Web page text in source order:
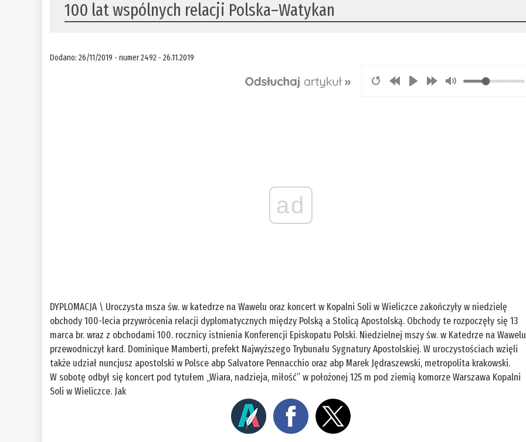
100 lat wspólnych relacji Polska–Watykan
Dodano: 26/11/2019 - numer 2492 - 26.11.2019
ad
DYPLOMACJA \ Uroczysta msza św. w katedrze na Wawelu oraz koncert w Kopalni Soli w Wieliczce zakończyły w niedzielę
obchody 100-lecia przywrócenia relacji dyplomatycznych między Polską a Stolicą Apostolską. Obchody te rozpoczęły się 13
marca br. wraz z obchodami 100. rocznicy istnienia Konferencji Episkopatu Polski. Niedzielnej mszy św. w Katedrze na Wawelu
przewodniczył kard. Dominique Mamberti, prefekt Najwyższego Trybunału Sygnatury Apostolskiej. W uroczystościach wzięli
także udział nuncjusz apostolski w Polsce abp Salvatore Pennacchio oraz abp Marek Jędraszewski, metropolita krakowski.
W sobotę odbył się koncert pod tytułem „Wiara, nadzieja, miłość” w położonej 125 m pod ziemią komorze Warszawa Kopalni
Soli w Wieliczce. Jak